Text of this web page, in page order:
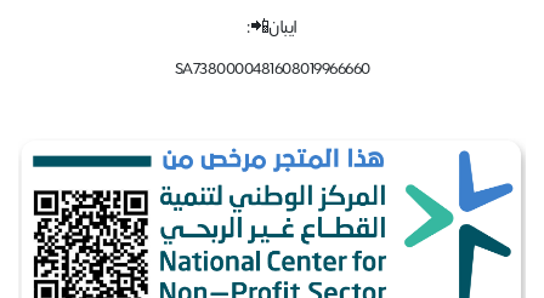
ايبان📲:
SA7380000481608019966660